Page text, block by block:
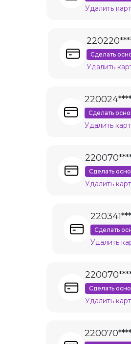
Удалить
Сделать
Удалить
Сделать
Удалить
Сделать
Удалить
Сделать
Удалить
Сделать
Удалить